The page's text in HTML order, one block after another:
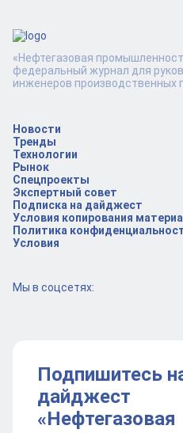
Новости
Тренды
Технологии
Рынок
Спецпроекты
Экспертный совет
Подписка на дайджест
Условия копирования
Политика
Условия
Мы в соцсетях:
Подпишитесь
дайджест
«Нефтегазовая
«Нефтегазовая
федеральный журнал для
инженеров производственных